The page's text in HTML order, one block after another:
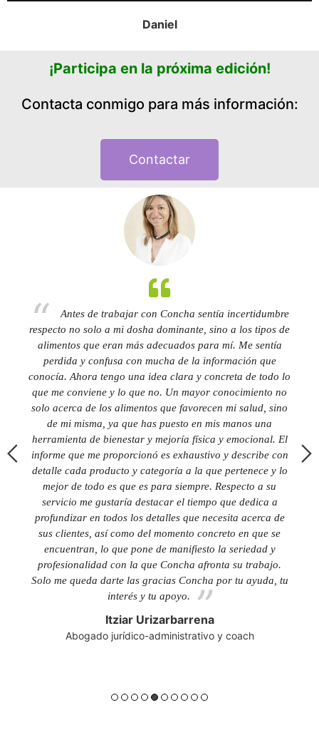
Daniel
¡Participa en la próxima edición!
Contacta conmigo para más información:
Contactar
Antes de trabajar con Concha sentía incertidumbre
respecto no solo a mi dosha dominante, sino a los tipos de
alimentos que eran más adecuados para mí. Me sentía
perdida y confusa con mucha de la información que
conocía. Ahora tengo una idea clara y concreta de todo lo
que me conviene y lo que no. Un mayor conocimiento no
solo acerca de los alimentos que favorecen mi salud, sino
de mi misma, ya que has puesto en mis manos una
herramienta de bienestar y mejoría física y emocional. El
informe que me proporcionó es exhaustivo y describe con
detalle cada producto y categoría a la que pertenece y lo
mejor de todo es que es para siempre. Respecto a su
servicio me gustaría destacar el tiempo que dedica a
profundizar en todos los detalles que necesita acerca de
sus clientes, así como del momento concreto en que se
encuentran, lo que pone de manifiesto la seriedad y
profesionalidad con la que Concha afronta su trabajo.
Solo me queda darte las gracias Concha por tu ayuda, tu
interés y tu apoyo.
Itziar Urizarbarrena
Abogado jurídico-administrativo y coach